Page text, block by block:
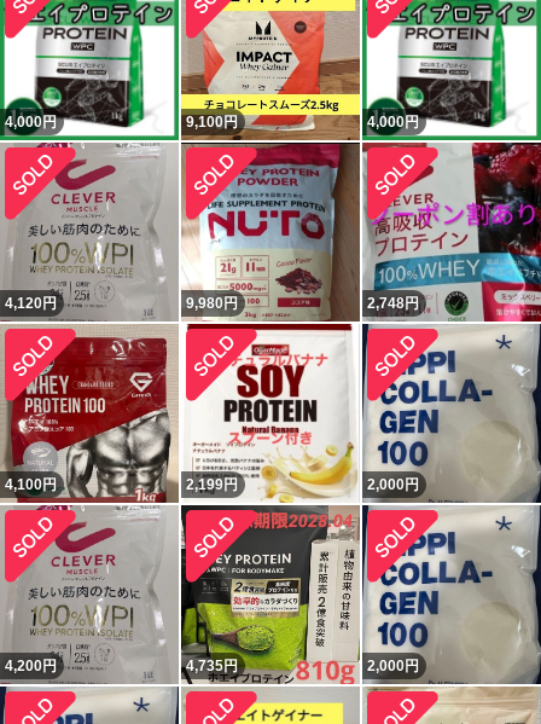
4,000円 9,100円 4,000円
4,120円 9,980円 2,748円
4,100円 2,199円 2,000円
4,200円 4,735円 2,000円